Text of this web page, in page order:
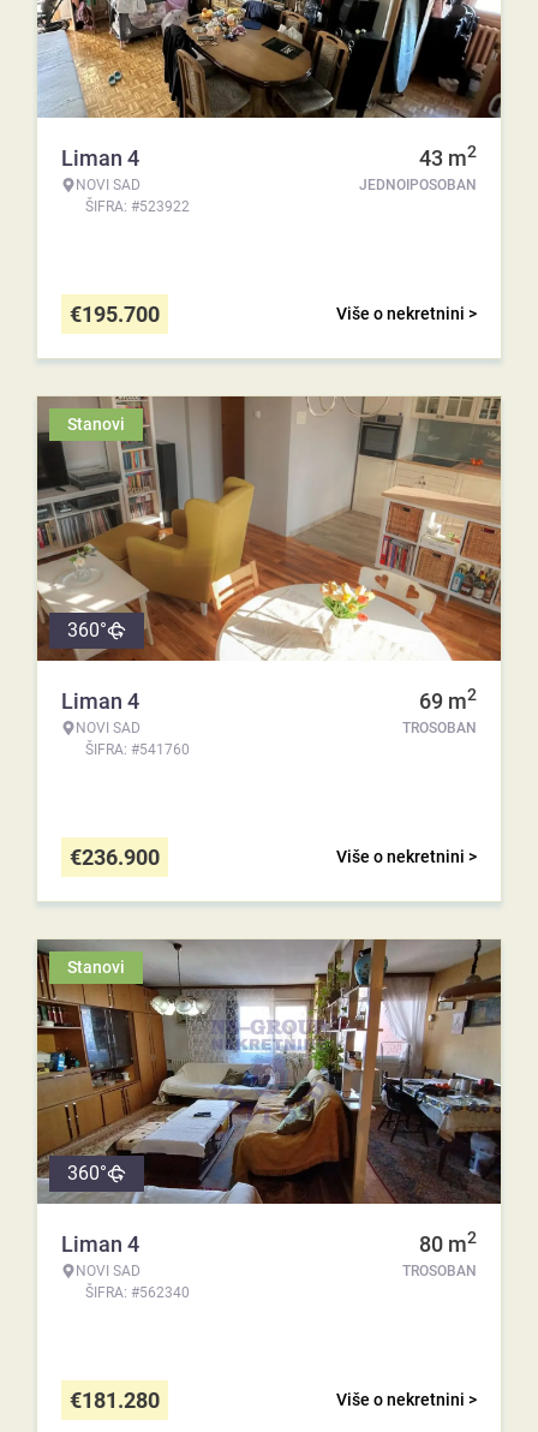
Liman 4
NOVI SAD
ŠIFRA: #523922
43 m2
JEDNOIPOSOBAN
Više o nekretnini >
€195.700
Stanovi
360°
Liman 4
NOVI SAD
ŠIFRA: #541760
69 m2
TROSOBAN
Više o nekretnini >
€236.900
Stanovi
360°
Liman 4
NOVI SAD
ŠIFRA: #562340
80 m2
TROSOBAN
Više o nekretnini >
€181.280